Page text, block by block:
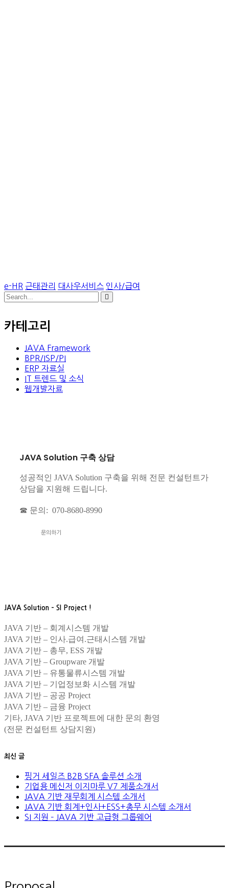
e-HR 근태관리 대사우서비스 인사/급여
카테고리
JAVA Framework
BPR/ISP/PI
ERP 자료실
IT 트렌드 및 소식
웹개발자료
JAVA Solution 구축 상담
성공적인 JAVA Solution 구축을 위해 전문 컨설턴트가
상담을 지원해 드립니다.
☎ 문의: 070-8680-8990
문의하기
JAVA Solution – SI Project !
JAVA 기반 – 회계시스템 개발
JAVA 기반 – 인사.급여.근태시스템 개발
JAVA 기반 – 총무, ESS 개발
JAVA 기반 – Groupware 개발
JAVA 기반 – 유통물류시스템 개발
JAVA 기반 – 기업정보화 시스템 개발
JAVA 기반 – 공공 Project
JAVA 기반 – 금융 Project
기타, JAVA 기반 프로젝트에 대한 문의 환영
(전문 컨설턴트 상담지원)
최신 글
핑거 세일즈 B2B SFA 솔루션 소개
기업용 메신저 이지마루 V7 제품소개서
JAVA 기반 재무회계 시스템 소개서
JAVA 기반 회계+인사+ESS+총무 시스템 소개서
SI 지원 – JAVA 기반 고급형 그룹웨어